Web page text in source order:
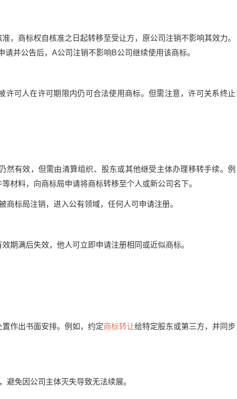
商标权自核准之日起转移至受让方，原公司注销不影响其效力。
请并公告后，A公司注销不影响B公司继续使用该商标。
可人在许可期限内仍可合法使用商标。但需注意，许可关系终止
有效，但需由清算组织、股东或其他继受主体办理移转手续。例
材料，向商标局申请将商标转移至个人或新公司名下。
标局注销，进入公有领域，任何人可申请注册。
满后失效，他人可立即申请注册相同或近似商标。
作出书面安排。例如，约定商标转让给特定股东或第三方，并同步
免因公司主体灭失导致无法续展。